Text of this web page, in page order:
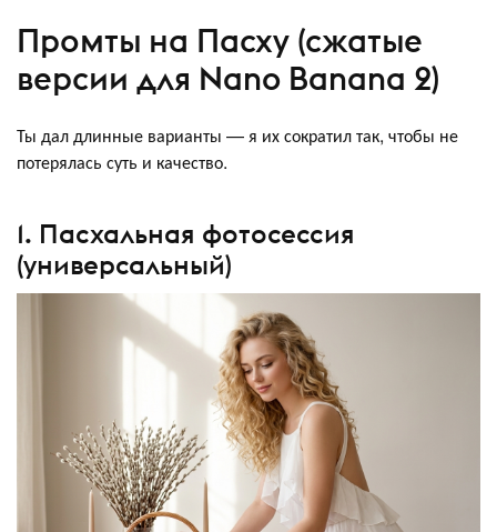
Промты на Пасху (сжатые
версии для Nano Banana 2)
Ты дал длинные варианты — я их сократил так, чтобы не
потерялась суть и качество.
1. Пасхальная фотосессия
(универсальный)